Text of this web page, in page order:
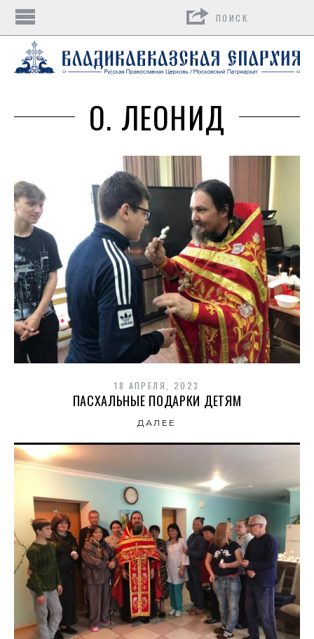
О. ЛЕОНИД
18 АПРЕЛЯ, 2023
ПАСХАЛЬНЫЕ ПОДАРКИ ДЕТЯМ
ДАЛЕЕ